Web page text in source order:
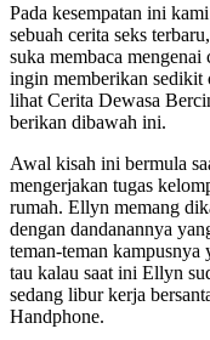
Pada kesempatan ini
sebuah cerita seks
suka membaca
ingin memberikan sedikit
lihat Cerita Dewasa
berikan dibawah ini.
Awal kisah ini bermula
mengerjakan tugas
rumah. Ellyn memang
dengan dandanannya
teman-teman kampusnya
tau kalau saat ini Ellyn
sedang libur kerja
Handphone.